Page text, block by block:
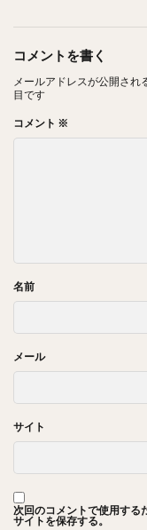
コメントを書く
メールアドレスが公開され
目です
コメント ※
名前
メール
サイト
次回のコメントで使用する
サイトを保存する。